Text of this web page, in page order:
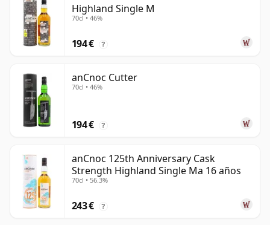
Highland Single M
70cl • 46%
194 € ?
anCnoc Cutter
70cl • 46%
194 € ?
anCnoc 125th Anniversary Cask
Strength Highland Single Ma 16 años
70cl • 56.3%
243 € ?